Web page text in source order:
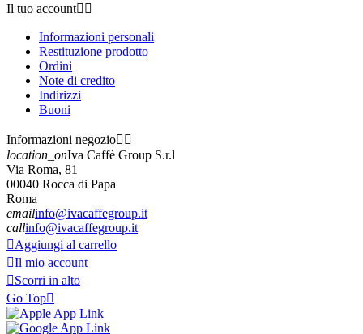
Il tuo account 
Informazioni personali
Restituzione prodotto
Ordini
Note di credito
Indirizzi
Buoni
Informazioni negozio 
location_onIva Caffè Group S.r.l
Via Roma, 81
00040 Rocca di Papa
Roma
emailinfo@ivacaffegroup.it
callinfo@ivacaffegroup.it
Aggiungi al carrello
Il mio account
Scorri in alto
Go Top